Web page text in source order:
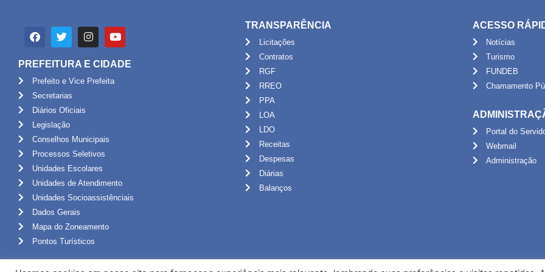
PREFEITURA E CIDADE
Prefeito e Vice Prefeita
Secretarias
Diários Oficiais
Legislação
Conselhos Municipais
Processos Seletivos
Unidades Escolares
Unidades de Atendimento
Unidades Socioassistênciais
Dados Gerais
Mapa do Zoneamento
Pontos Turísticos
TRANSPARÊNCIA
Licitações
Contratos
RGF
RREO
PPA
LOA
LDO
Receitas
Despesas
Diárias
Balanços
ACESSO
Notícias
Turismo
FUNDEB
Chamamento
Portal do
Webmail
Administração